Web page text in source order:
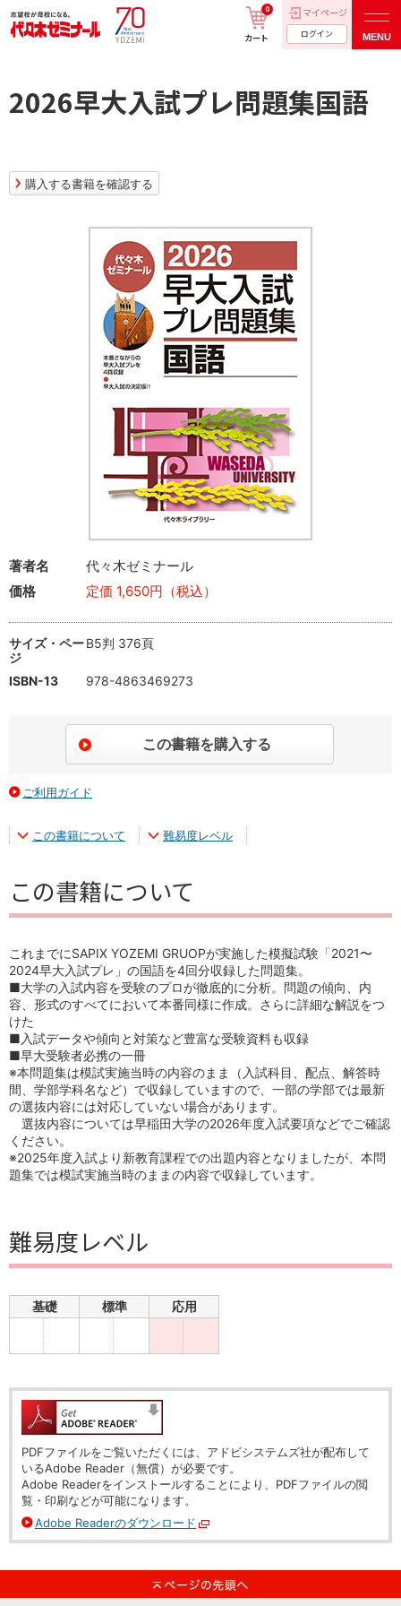
カート
0 マイページ
ログイン MENU
2026早大入試プレ問題集国語
購入する書籍を確認する
著者名
代々木ゼミナール
価格
定価 1,650円（税込）
サイズ・ペー
ジ
B5判 376頁
ISBN-13 978-4863469273
ご利用ガイド
この書籍について 難易度レベル
この書籍について
これまでにSAPIX YOZEMI GRUOPが実施した模擬試験「2021〜
2024早大入試プレ」の国語を4回分収録した問題集。
■大学の入試内容を受験のプロが徹底的に分析。問題の傾向、内
容、形式のすべてにおいて本番同様に作成。さらに詳細な解説をつ
けた
■入試データや傾向と対策など豊富な受験資料も収録
■早大受験者必携の一冊
※本問題集は模試実施当時の内容のまま（入試科目、配点、解答時
間、学部学科名など）で収録していますので、一部の学部では最新
の選抜内容には対応していない場合があります。
選抜内容については早稲田大学の2026年度入試要項などでご確認
ください。
※2025年度入試より新教育課程での出題内容となりましたが、本問
題集では模試実施当時のままの内容で収録しています。
難易度レベル
基礎 標準 応用
PDFファイルをご覧いただくには、アドビシステムズ社が配布して
いるAdobe Reader（無償）が必要です。
Adobe Readerをインストールすることにより、PDFファイルの閲
覧・印刷などが可能になります。
Adobe Readerのダウンロード